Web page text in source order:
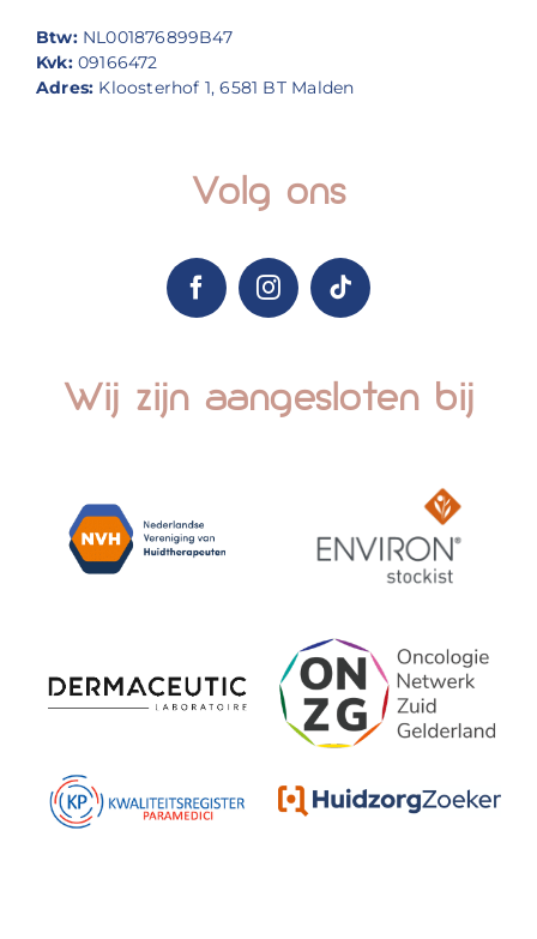
Btw: NL001876899B47
Kvk:09166472
Adres: Kloosterhof 1, 6581 BT Malden
Volg ons
Wij zijn aangesloten bij